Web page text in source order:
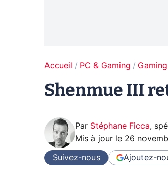
Accueil PC & Gaming Gaming
Shenmue III
Par Stéphane Ficca,
Mis à jour le 26
Suivez-nous Ajoutez-